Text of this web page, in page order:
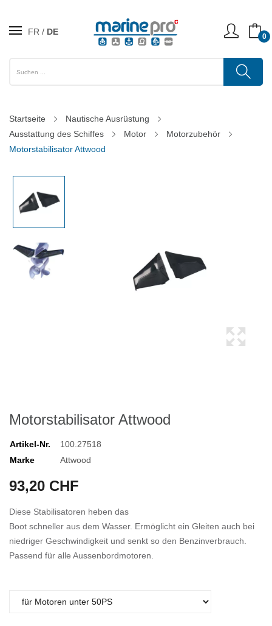
FR DE 0
Startseite
Nautische Ausrüstung
Ausstattung des Schiffes
Motor
Motorzubehör
Motorstabilisator Attwood
Motorstabilisator Attwood
Artikel-Nr.
100.27518
Marke
Attwood
93,20 CHF
Diese Stabilisatoren heben das
Boot schneller aus dem Wasser. Ermöglicht ein Gleiten auch bei
niedriger Geschwindigkeit und senkt so den Benzinverbrauch.
Passend für alle Aussenbordmotoren.